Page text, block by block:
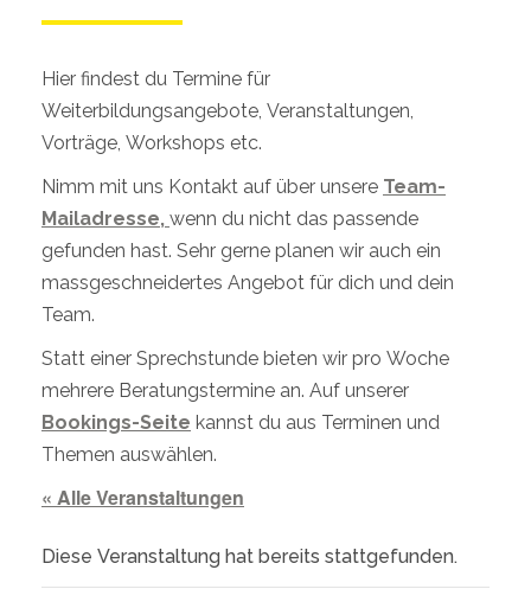
Hier findest du Termine für
Weiterbildungsangebote, Veranstaltungen,
Vorträge, Workshops etc.
Nimm mit uns Kontakt auf über unsere Team-
Mailadresse, wenn du nicht das passende
gefunden hast. Sehr gerne planen wir auch ein
massgeschneidertes Angebot für dich und dein
Team.
Statt einer Sprechstunde bieten wir pro Woche
mehrere Beratungstermine an. Auf unserer
Bookings-Seite kannst du aus Terminen und
Themen auswählen.
« Alle Veranstaltungen
Diese Veranstaltung hat bereits stattgefunden.